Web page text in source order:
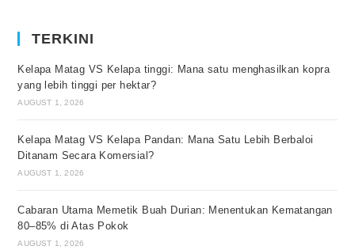
TERKINI
Kelapa Matag VS Kelapa tinggi: Mana satu menghasilkan kopra
yang lebih tinggi per hektar?
AUGUST 1, 2026
Kelapa Matag VS Kelapa Pandan: Mana Satu Lebih Berbaloi
Ditanam Secara Komersial?
AUGUST 1, 2026
Cabaran Utama Memetik Buah Durian: Menentukan Kematangan
80–85% di Atas Pokok
AUGUST 1, 2026